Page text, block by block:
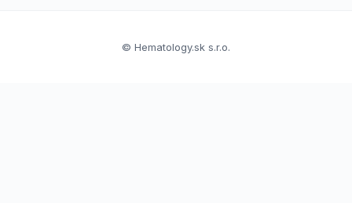
© Hematology.sk s.r.o.